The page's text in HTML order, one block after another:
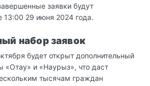
заявки будут
13:00 29 июня 2024 года.
набор заявок
будет открыт дополнительный
«Отау» и «Наурыз», что даст
тысячам граждан